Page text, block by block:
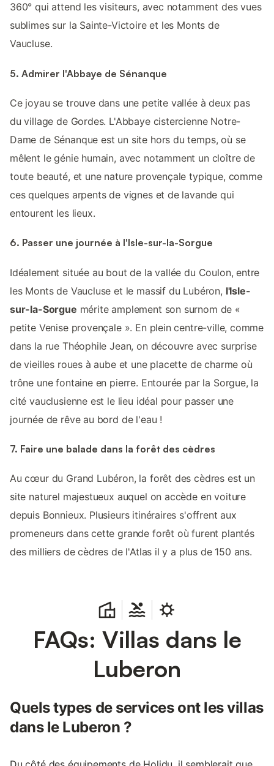
360° qui attend les visiteurs, avec notamment des vues
sublimes sur la Sainte-Victoire et les Monts de
Vaucluse.
5. Admirer l'Abbaye de Sénanque
Ce joyau se trouve dans une petite vallée à deux pas
du village de Gordes. L'Abbaye cistercienne Notre-
Dame de Sénanque est un site hors du temps, où se
mêlent le génie humain, avec notamment un cloître de
toute beauté, et une nature provençale typique, comme
ces quelques arpents de vignes et de lavande qui
entourent les lieux.
6. Passer une journée à l'Isle-sur-la-Sorgue
Idéalement située au bout de la vallée du Coulon, entre
les Monts de Vaucluse et le massif du Lubéron, l'Isle-
sur-la-Sorgue mérite amplement son surnom de «
petite Venise provençale ». En plein centre-ville, comme
dans la rue Théophile Jean, on découvre avec surprise
de vieilles roues à aube et une placette de charme où
trône une fontaine en pierre. Entourée par la Sorgue, la
cité vauclusienne est le lieu idéal pour passer une
journée de rêve au bord de l'eau !
7. Faire une balade dans la forêt des cèdres
Au cœur du Grand Lubéron, la forêt des cèdres est un
site naturel majestueux auquel on accède en voiture
depuis Bonnieux. Plusieurs itinéraires s'offrent aux
promeneurs dans cette grande forêt où furent plantés
des milliers de cèdres de l'Atlas il y a plus de 150 ans.
FAQs: Villas dans le
Luberon
Quels types de services ont les villas
dans le Luberon ?